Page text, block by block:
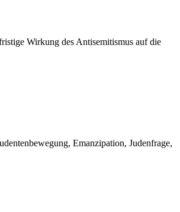
Wirkung des Antisemitismus auf die
Emanzipation, Judenfrage,